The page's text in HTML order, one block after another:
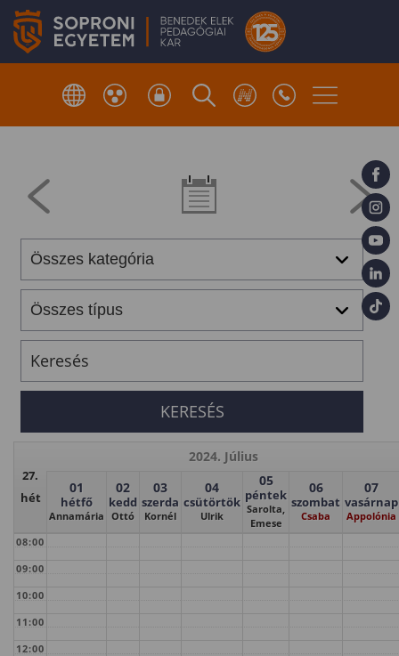
27.
hét
2024. Július
01
hétfő
Annamária
02
kedd
Ottó
03
szerda
Kornél
04
csütörtök
Ulrik
05
péntek
Sarolta,
Emese
06
szombat
Csaba
07
vasárnap
Appolónia
08:00
09:00
10:00
11:00
12:00